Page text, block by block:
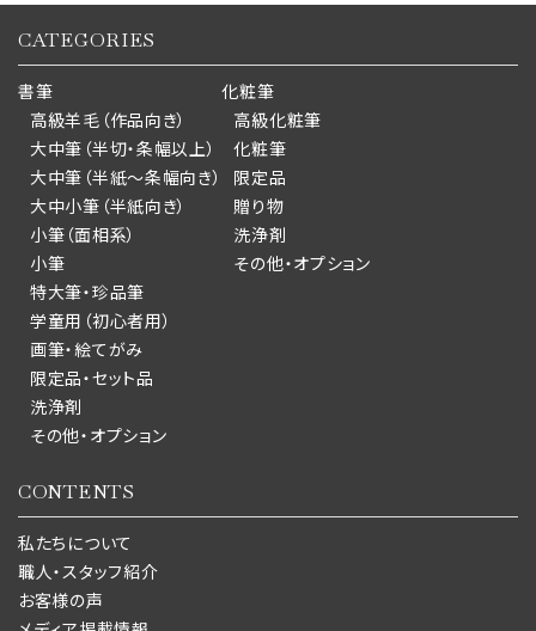
CATEGORIES
書筆
高級羊毛（作品向き）
大中筆（半切・条幅以上）
大中筆（半紙～条幅向き）
大中小筆（半紙向き）
小筆（面相系）
小筆
特大筆・珍品筆
学童用（初心者用）
画筆・絵てがみ
限定品・セット品
洗浄剤
その他・オプション
化粧筆
高級化粧筆
化粧筆
限定品
贈り物
洗浄剤
その他・オプション
CONTENTS
私たちについて
職人・スタッフ紹介
お客様の声